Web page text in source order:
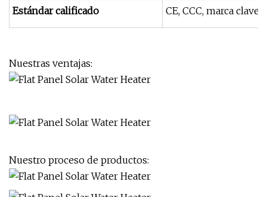
Estándar calificado CE, CCC, marca clave
Nuestras ventajas:
Nuestro proceso de productos: